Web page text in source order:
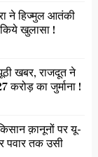
ने हिज्मुल आतंकी
खुलासा !
खबर, राजदूत ने
करोड़ का जुर्माना !
क़ानूनों पर यू-
पवार तक उसी